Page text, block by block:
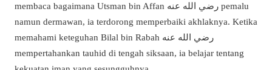
membaca bagaimana Utsman bin Affan رضي الله عنه pemalu
namun dermawan, ia terdorong memperbaiki akhlaknya. Ketika
memahami keteguhan Bilal bin Rabah رضي الله عنه
mempertahankan tauhid di tengah siksaan, ia belajar tentang